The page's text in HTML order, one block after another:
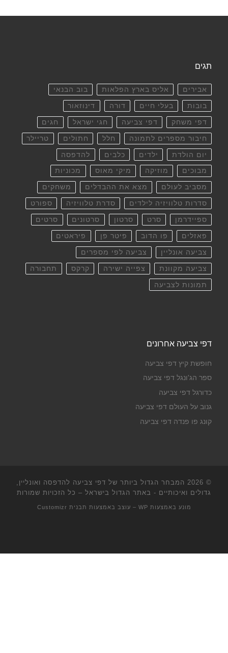
תגים
אבירים אליס בארץ הפלאות בוב הבנאי
בובות בעלי חיים דורה דינוזאור
דפי משחק דפי צביעה חגי ישראל חגים
חיבור מספרים לתמונה חלל חתולים טריילר
יום הולדת ילדים כלבים להדפסה
מבוכים מוזיקה מיקי מאוס מכוניות
מסביב לעולם מצא את ההבדלים משחקים
סדרות טלוויזיה לילדים סדרת טלוויזיה ספורט
ספיידרמן סרט סרטון סרטונים סרטים
פאזלים פו הדוב פיטר פן פיראטים
צביעה אונליין צביעה לפי מספרים
צביעה מקוונת צפייה ישירה קרקס תחבורה
תמונות לצביעה
דפי צביעה אחרונים
חופשת קיץ דפי צביעה
ספר הג'ונגל דפי צביעה
כדורגל דפי צביעה
גנוב על העולם דפי צביעה
קונג פו פנדה דפי צביעה
© 2026
המבחר הגדול ביותר של דפי צביעה להדפסה ואונליין,
גדולים ואיכותיים - באתר הגדול בישראל – כל הזכויות שמורות
מונע באמצעות WP – עוצב באמצעות תבנית Customizr